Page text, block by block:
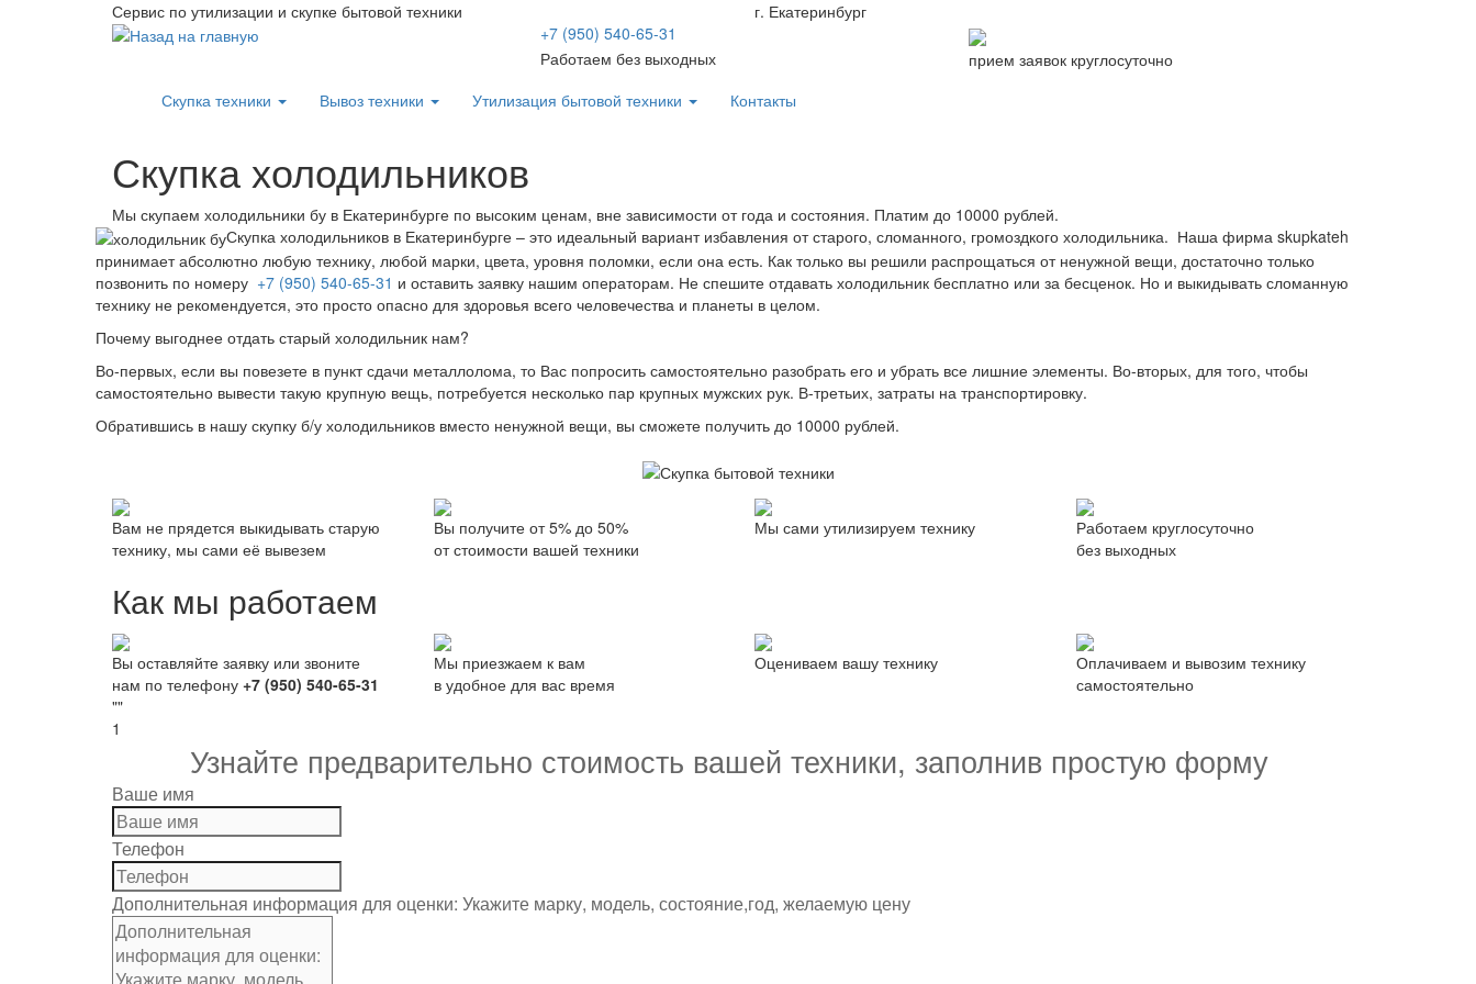
Сервис по утилизации и скупке бытовой техники
г. Екатеринбург
+7 (950) 540-65-31
Работаем без выходных
прием заявок круглосуточно
Скупка техники
Вывоз техники Утилизация бытовой техники Контакты
Скупка холодильников
Мы скупаем холодильники бу в Екатеринбурге по высоким ценам, вне зависимости от года и состояния. Платим до 10000 рублей.
Скупка холодильников в Екатеринбурге – это идеальный вариант избавления от старого, сломанного, громоздкого холодильника. Наша фирма skupkateh
принимает абсолютно любую технику, любой марки, цвета, уровня поломки, если она есть. Как только вы решили распрощаться от ненужной вещи, достаточно только
позвонить по номеру +7 (950) 540-65-31 и оставить заявку нашим операторам. Не спешите отдавать холодильник бесплатно или за бесценок. Но и выкидывать сломанную
технику не рекомендуется, это просто опасно для здоровья всего человечества и планеты в целом.
Почему выгоднее отдать старый холодильник нам?
Во-первых, если вы повезете в пункт сдачи металлолома, то Вас попросить самостоятельно разобрать его и убрать все лишние элементы. Во-вторых, для того, чтобы
самостоятельно вывести такую крупную вещь, потребуется несколько пар крупных мужских рук. В-третьих, затраты на транспортировку.
Обратившись в нашу скупку б/у холодильников вместо ненужной вещи, вы сможете получить до 10000 рублей.
Вам не прядется выкидывать старую
технику, мы сами её вывезем
Вы получите от 5% до 50%
от стоимости вашей техники
Мы сами утилизируем технику
Работаем круглосуточно
без выходных
Как мы работаем
Вы оставляйте заявку или звоните
нам по телефону +7 (950) 540-65-31
Мы приезжаем к вам
в удобное для вас время
Оцениваем вашу технику
Оплачиваем и вывозим технику
самостоятельно
""
1
Узнайте предварительно стоимость вашей техники, заполнив простую форму
Ваше имя
Телефон
Дополнительная информация для оценки: Укажите марку, модель, состояние,год, желаемую цену